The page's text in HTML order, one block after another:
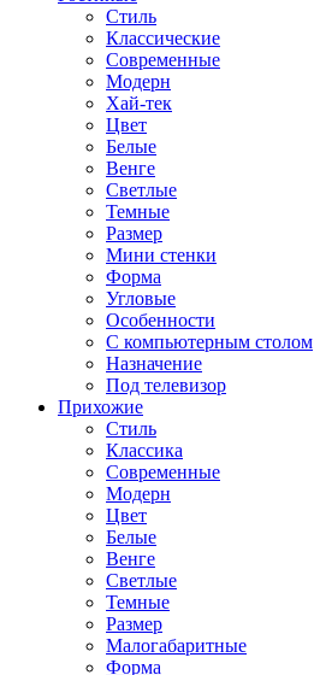
Стиль
Классические
Современные
Модерн
Хай-тек
Цвет
Белые
Венге
Светлые
Темные
Размер
Мини стенки
Форма
Угловые
Особенности
С компьютерным столом
Назначение
Под телевизор
Прихожие
Стиль
Классика
Современные
Модерн
Цвет
Белые
Венге
Светлые
Темные
Размер
Малогабаритные
Форма